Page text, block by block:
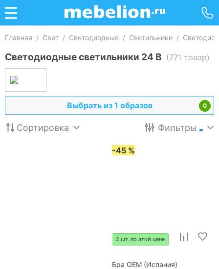
Главная / Свет / Светодиодные / Светильники /
Светодиодные светильники 24 В (771 товар)
0
Выбрать из 1 образов
Сортировка Фильтры
-45 %
2 шт. по этой цене
Бра OEM (Испания)